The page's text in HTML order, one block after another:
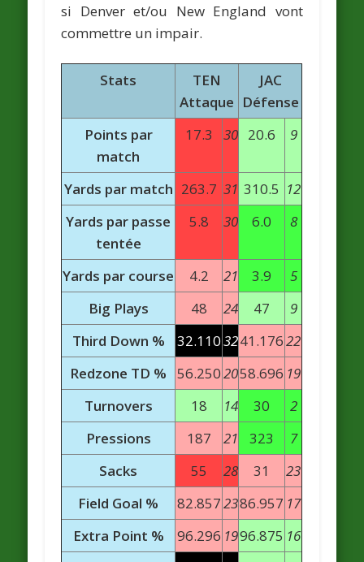
si Denver et/ou New England vont
commettre un impair.
Stats
TEN
Attaque
JAC
Défense
Points par
match
17.3 30 20.6 9
Yards par match 263.7 31 310.5 12
Yards par passe
tentée
5.8 30 6.0 8
Yards par course 4.2 21 3.9
5
Big Plays
48 24 47
9
Third Down %
32.1103241.17622
Redzone TD %
56.2502058.696 19
Turnovers
18 14 30
2
Pressions
187 21 323
7
Sacks
55 28 31
23
Field Goal %
82.8572386.957 17
Extra Point %
96.296 1996.875 16